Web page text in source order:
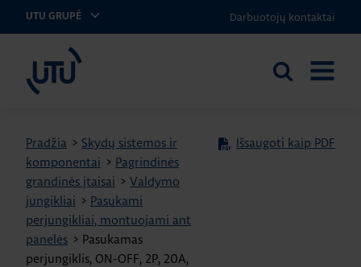
UTU GRUPĖ Darbuotojų kontaktai
UTU Lithuania
Ieškoti
Pradžia > Skydų sistemos ir
komponentai > Pagrindinės
grandinės įtaisai > Valdymo
jungikliai > Pasukami
perjungikliai, montuojami ant
panelės > Pasukamas
perjungiklis, ON-OFF, 2P, 20A,
Išsaugoti kaip PDF